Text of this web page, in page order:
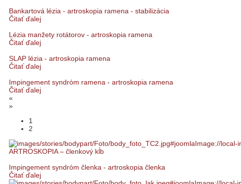
Bankartová lézia - artroskopia ramena - stabilizácia
Čitať ďalej
Lézia manžety rotátorov - artroskopia ramena
Čitať ďalej
SLAP lézia - artroskopia ramena
Čitať ďalej
Impingement syndróm ramena - artroskopia ramena
Čitať ďalej
«
»
1
2
ARTROSKOPIA – členkový kĺb
Impingement syndróm členka - artroskopia členka
Čitať ďalej